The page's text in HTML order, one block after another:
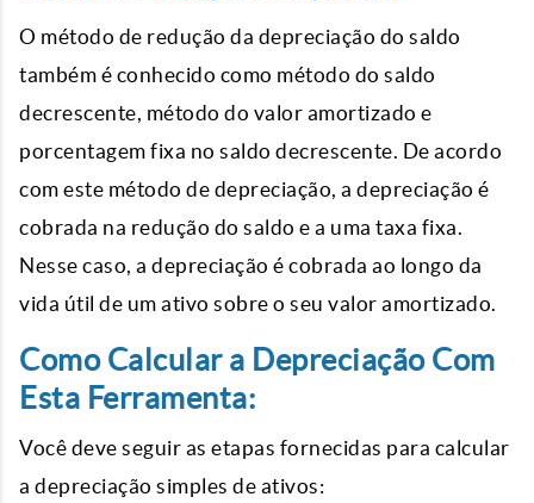
O método de redução da depreciação do saldo
também é conhecido como método do saldo
decrescente, método do valor amortizado e
porcentagem fixa no saldo decrescente. De acordo
com este método de depreciação, a depreciação é
cobrada na redução do saldo e a uma taxa fixa.
Nesse caso, a depreciação é cobrada ao longo da
vida útil de um ativo sobre o seu valor amortizado.
Como Calcular a Depreciação Com
Esta Ferramenta:
Você deve seguir as etapas fornecidas para calcular
a depreciação simples de ativos: